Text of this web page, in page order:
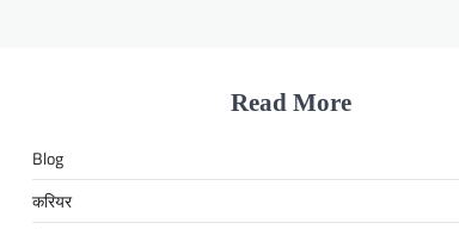
Read More
Blog
करियर